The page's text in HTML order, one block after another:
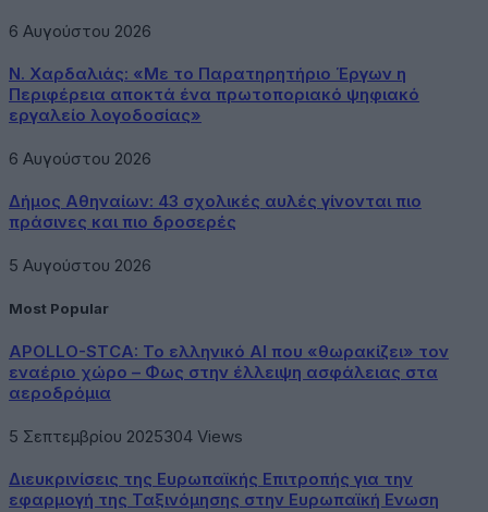
6 Αυγούστου 2026
Ν. Χαρδαλιάς: «Με το Παρατηρητήριο Έργων η
Περιφέρεια αποκτά ένα πρωτοποριακό ψηφιακό
εργαλείο λογοδοσίας»
6 Αυγούστου 2026
Δήμος Αθηναίων: 43 σχολικές αυλές γίνονται πιο
πράσινες και πιο δροσερές
5 Αυγούστου 2026
Most Popular
APOLLO-STCA: Το ελληνικό AI που «θωρακίζει» τον
εναέριο χώρο – Φως στην έλλειψη ασφάλειας στα
αεροδρόμια
5 Σεπτεμβρίου 2025304 Views
Διευκρινίσεις της Ευρωπαϊκής Επιτροπής για την
εφαρμογή της Ταξινόμησης στην Ευρωπαϊκή Ενωση